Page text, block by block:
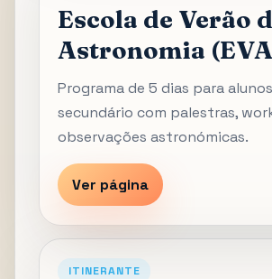
Escola de Verão
Astronomia
Programa de 5 dias para
secundário com palestras,
observações astronómicas.
Ver página
ITINERANTE